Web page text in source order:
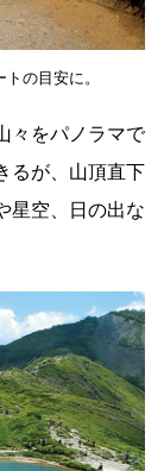
の目安に。
々をパノラマで
るが、山頂直下
星空、日の出な